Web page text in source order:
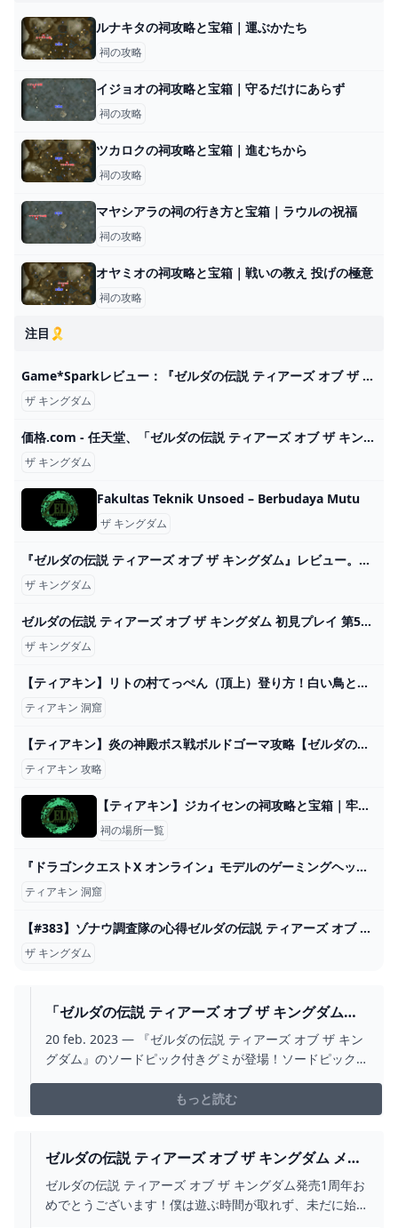
ルナキタの祠攻略と宝箱｜運ぶかたち
祠の攻略
イジョオの祠攻略と宝箱｜守るだけにあらず
祠の攻略
ツカロクの祠攻略と宝箱｜進むちから
祠の攻略
マヤシアラの祠の行き方と宝箱｜ラウルの祝福
祠の攻略
オヤミオの祠攻略と宝箱｜戦いの教え 投げの極意
祠の攻略
注目🎗️
Game*Sparkレビュー：『ゼルダの伝説 ティアーズ オブ ザ キングダム』―「人とシェアしたくなる自由」を強化し、「かつてのゼルダらしい体験」とウルトラハンドで融合させた傑作 Game*Spark - 国内・海外ゲーム情報サイト
ザ キングダム
価格.com - 任天堂、「ゼルダの伝説 ティアーズ オブ ザ キングダム」を特別セット価格で販売
ザ キングダム
Fakultas Teknik Unsoed – Berbudaya Mutu
ザ キングダム
『ゼルダの伝説 ティアーズ オブ ザ キングダム』レビュー。後世に語り継がれるであろう、人類の進化を体現する傑作 - AUTOMATON
ザ キングダム
ゼルダの伝説 ティアーズ オブ ザ キングダム 初見プレイ 第51回 - YouTube
ザ キングダム
【ティアキン】リトの村てっぺん（頂上）登り方！白い鳥と洞窟の場所
ティアキン 洞窟
【ティアキン】炎の神殿ボス戦ボルドゴーマ攻略【ゼルダの伝説ティアーズオブザキングダム】/ジャイと共のトニー - YouTube
ティアキン 攻略
【ティアキン】ジカイセンの祠攻略と宝箱｜牢獄の抜け道【ゼルダの伝説ティアーズオブザキングダム】
祠の場所一覧
『ドラゴンクエストX オンライン』モデルのゲーミングヘッドセットが登場。爽やかなライトブルーのハウジングにはスライムがデザイン【ドラクエ】 - 電撃オンライン
ティアキン 洞窟
【#383】ゾナウ調査隊の心得ゼルダの伝説 ティアーズ オブ ザ キングダム - YouTube
ザ キングダム
「ゼルダの伝説 ティアーズ オブ ザ キングダム」
のソードピック付きグミ。 2024
20 feb. 2023 — 『ゼルダの伝説 ティアーズ オブ ザ キン
グダム』のソードピック付きグミが登場！ソードピック
もっと読む
ゼルダの伝説 ティアーズ オブ ザ キングダム メイ
ンテーマをサックス四重奏で演奏してみた【祝1周
年】 - YOUTUBE
ゼルダの伝説 ティアーズ オブ ザ キングダム発売1周年お
めでとうございます！僕は遊ぶ時間が取れず、未だに始